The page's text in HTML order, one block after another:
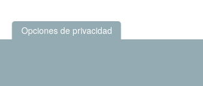
Opciones de privacidad